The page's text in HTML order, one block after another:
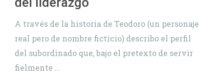
A través de la historia de Teodoro (un personaje
real pero de nombre ficticio) describo el perfil
del subordinado que, bajo el pretexto de servir
fielmente ...